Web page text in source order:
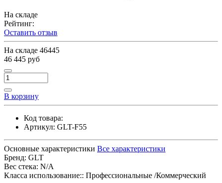
На складе
Рейтинг:
Оставить отзыв
На складе 46445
46 445 руб
В корзину
Код товара:
Артикул: GLT-F55
Основные характеристики Все характеристики
Бренд: GLT
Вес стека: N/A
Класса использование:: Профессиональные /Коммерческий